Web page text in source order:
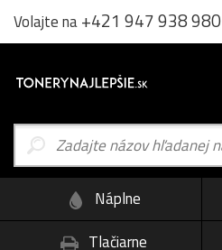
Volajte na+421 947 938 980
Náplne
Tlačiarne